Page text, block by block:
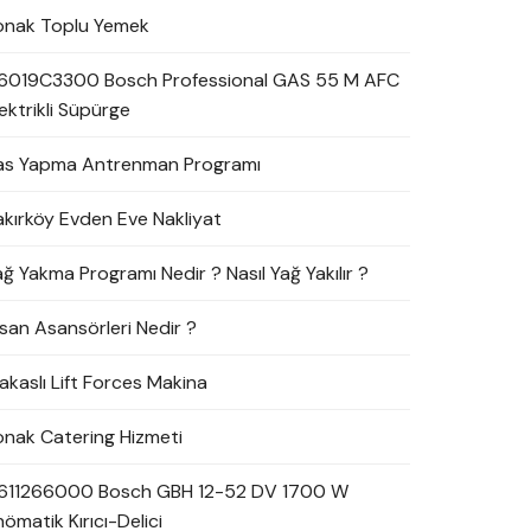
Toplu Yemek
Bosch Professional GAS 55 M AFC
Süpürge
Yapma Antrenman Programı
Evden Eve Nakliyat
Yakma Programı Nedir ? Nasıl Yağ Yakılır ?
Asansörleri Nedir ?
Lift Forces Makina
Catering Hizmeti
Bosch GBH 12-52 DV 1700 W
Kırıcı-Delici